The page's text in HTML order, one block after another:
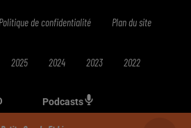
Podcasts
Politique de confidentialité Plan du site
2025 2024 2023 2022